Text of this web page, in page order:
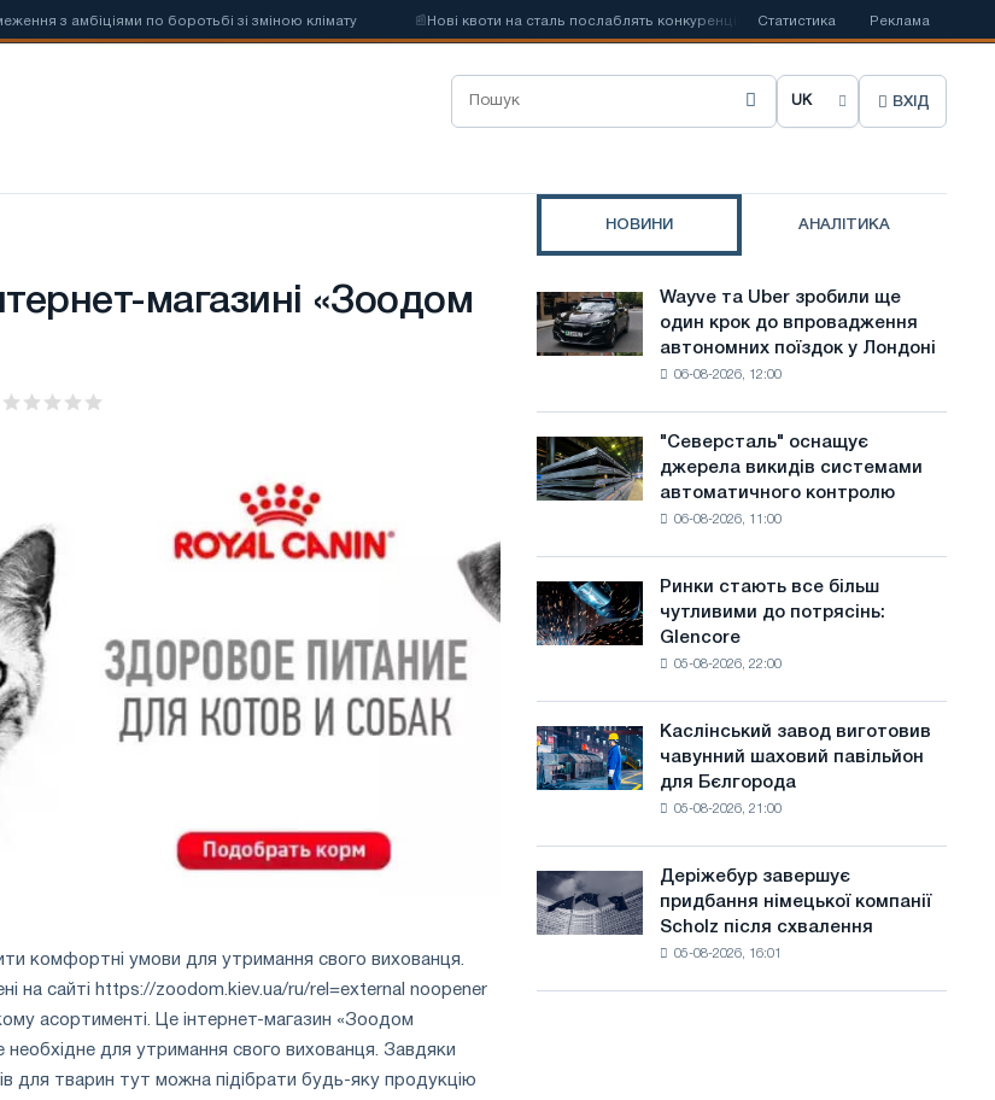
амбіціями по боротьбі зі зміною клімату Нові квоти на сталь послаблять конкуренцію в Сполученому Королівстві
Статистика Реклама
О
р
и
м
в
у
с
а
й
ВХІД
магазині «Зоодом
комфортні умови для утримання свого вихованця.
на сайті https://zoodom.kiev.ua/ru/rel=external noopener
асортименті. Це інтернет-магазин «Зоодом
для утримання свого вихованця. Завдяки
для тварин тут можна підібрати будь-яку продукцію
НОВИНИ АНАЛІТИКА
Wayve
та
Uber
крок
до
поїздок
у
Лондоні
Wayve та Uber зробили ще
один крок до впровадження
автономних поїздок у Лондоні
06-08-2026, 12:00
"Северсталь"
оснащує
джерела
автоматичного
контролю
"Северсталь" оснащує
джерела викидів системами
автоматичного контролю
06-08-2026, 11:00
Ринки
стають
все
потрясінь:
Glencore
Ринки стають все більш
чутливими до потрясінь:
Glencore
05-08-2026, 22:00
Каслінський
завод
виготовив
для
Бєлгорода
Каслінський завод виготовив
чавунний шаховий павільйон
для Бєлгорода
05-08-2026, 21:00
Деріжебур
завершує
придбання
Деріжебур завершує
придбання німецької компанії
Scholz після схвалення
05-08-2026, 16:01